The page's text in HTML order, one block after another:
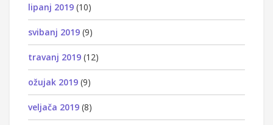
lipanj 2019 (10)
svibanj 2019 (9)
travanj 2019 (12)
ožujak 2019 (9)
veljača 2019 (8)